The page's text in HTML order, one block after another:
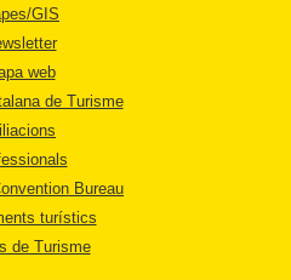
GIS
web
de Turisme
Bureau
turístics
de Turisme